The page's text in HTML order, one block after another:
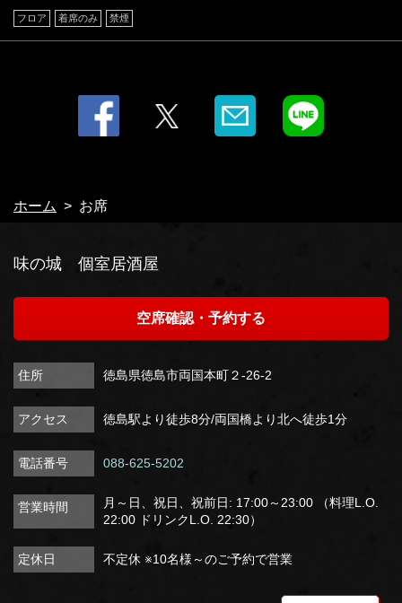
フロア 着席のみ 禁煙
ホーム お席
味の城 個室居酒屋
空席確認・予約する
住所 徳島県徳島市両国本町２-26-2
アクセス 徳島駅より徒歩8分/両国橋より北へ徒歩1分
電話番号 088-625-5202
営業時間
月～日、祝日、祝前日: 17:00～23:00 （料理L.O.
22:00 ドリンクL.O. 22:30）
定休日 不定休 ※10名様～のご予約で営業